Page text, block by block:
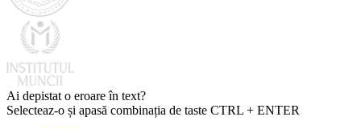
Ai depistat o eroare în text?
Selecteaz-o și apasă combinația de taste CTRL + ENTER